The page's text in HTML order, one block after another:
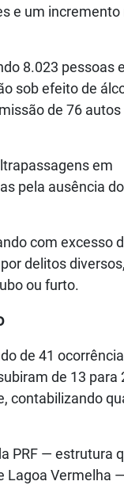
e um incremento
8.023 pessoas e
sob efeito de
de 76 autos
em
pela ausência
com excesso
delitos diversos,
ou furto.
de 41
de 13 para
contabilizando
PRF — estrutura
Lagoa Vermelha